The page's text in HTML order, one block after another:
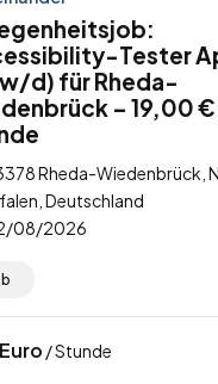
Tester
d) für Rheda-
– 19,00
Rheda-Wiedenbrück,
Deutschland
08/2026
Euro / Stunde